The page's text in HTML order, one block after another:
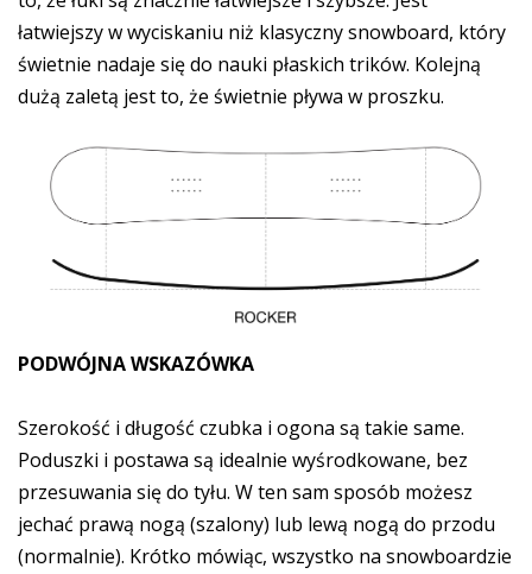
łatwiejszy w wyciskaniu niż klasyczny snowboard, który
świetnie nadaje się do nauki płaskich trików. Kolejną
dużą zaletą jest to, że świetnie pływa w proszku.
PODWÓJNA WSKAZÓWKA
Szerokość i długość czubka i ogona są takie same.
Poduszki i postawa są idealnie wyśrodkowane, bez
przesuwania się do tyłu. W ten sam sposób możesz
jechać prawą nogą (szalony) lub lewą nogą do przodu
(normalnie). Krótko mówiąc, wszystko na snowboardzie